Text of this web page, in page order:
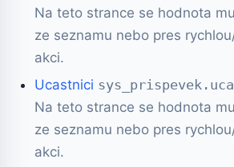
Na teto strance se hodnota
ze seznamu nebo pres
akci.
Ucastnici
Na teto strance se hodnota
ze seznamu nebo pres
akci.